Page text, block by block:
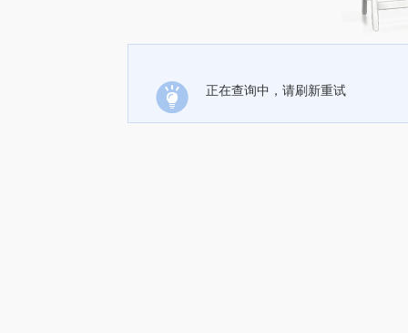
正在查询中，请刷新重试